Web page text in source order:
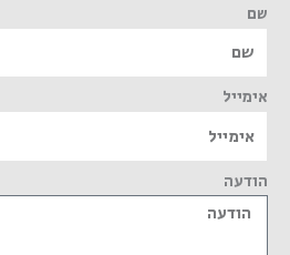
שם
אימייל
הודעה